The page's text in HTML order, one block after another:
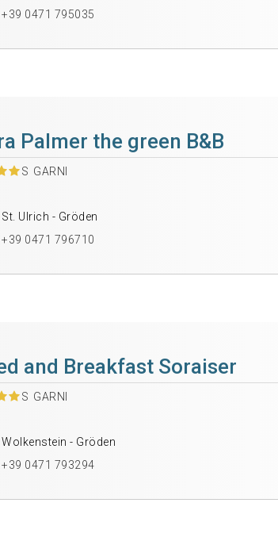
+39 0471 795035
Palmer the green B&B
S GARNI
St. Ulrich - Gröden
+39 0471 796710
and Breakfast Soraiser
S GARNI
Wolkenstein - Gröden
+39 0471 793294